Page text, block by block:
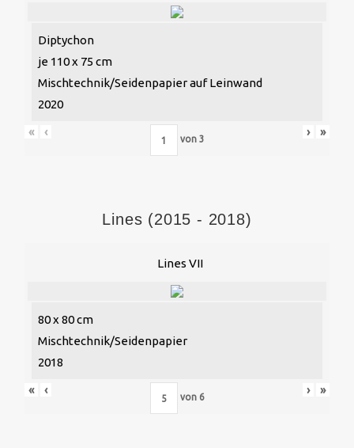
Diptychon
je 110 x 75 cm
Mischtechnik/Seidenpapier auf Leinwand
2020
« ‹
von 3
› »
Lines (2015 - 2018)
Lines VII
80 x 80 cm
Mischtechnik/Seidenpapier
2018
« ‹
von 6
› »